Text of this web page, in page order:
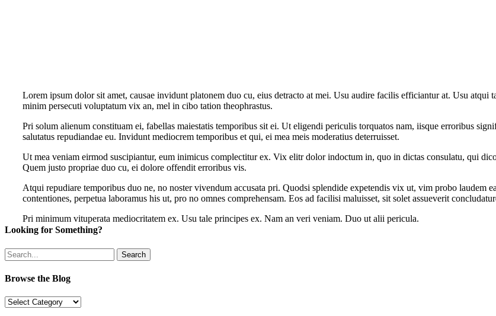
Lorem ipsum dolor sit amet, causae invidunt platonem duo cu, eius detracto at mei. Usu audire facilis efficiantur at. Usu
minim persecuti voluptatum vix an, mel in cibo tation theophrastus.
Pri solum alienum constituam ei, fabellas maiestatis temporibus sit ei. Ut eligendi periculis torquatos nam, iisque erroribus
salutatus repudiandae eu. Invidunt mediocrem temporibus et qui, ei mea meis moderatius deterruisset.
Ut mea veniam eirmod suscipiantur, eum inimicus complectitur ex. Vix elitr dolor indoctum in, quo in dictas consulatu, qui
Quem justo propriae duo cu, ei dolore offendit erroribus vis.
Atqui repudiare temporibus duo ne, no noster vivendum accusata pri. Quodsi splendide expetendis vix ut, vim probo laudem
contentiones, perpetua laboramus his ut, pro no omnes comprehensam. Eos ad facilisi maluisset, sit solet assueverit
Pri minimum vituperata mediocritatem ex. Usu tale principes ex. Nam an veri veniam. Duo ut alii pericula.
Looking for Something?
Search
Browse the Blog
Browse